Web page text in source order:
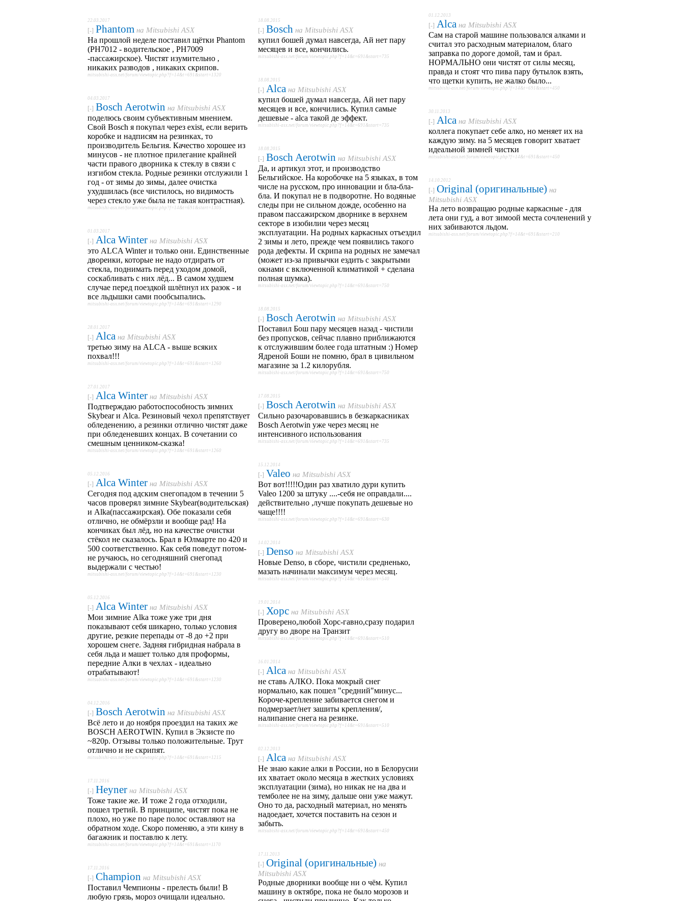
22.03.2017
[-] Phantom на Mitsubishi ASX
На прошлой неделе поставил щётки Phantom
(PH7012 - водительское , PH7009
-пассажирское). Чистят изумительно ,
никаких разводов , никаких скрипов.
mitsubishi-asx.net/forum/viewtopic.php?f=14&t=691&start=1320
04.03.2017
[-] Bosch Aerotwin на Mitsubishi ASX
поделюсь своим субъективным мнением.
Свой Bosch я покупал через exist, если верить
коробке и надписям на резинках, то
производитель Бельгия. Качество хорошее из
минусов - не плотное прилегание крайней
части правого дворника к стеклу в связи с
изгибом стекла. Родные резинки отслужили 1
год - от зимы до зимы, далее очистка
ухудшилась (все чистилось, но видимость
через стекло уже была не такая контрастная).
mitsubishi-asx.net/forum/viewtopic.php?f=14&t=691&start=1305
01.03.2017
[-] Alca Winter на Mitsubishi ASX
это ALCA Winter и только они. Единственные
двореики, которые не надо отдирать от
стекла, поднимать перед уходом домой,
соскабливать с них лёд... В самом худшем
случае перед поездкой шлёпнул их разок - и
все льдышки сами пообсыпались.
mitsubishi-asx.net/forum/viewtopic.php?f=14&t=691&start=1290
28.01.2017
[-] Alca на Mitsubishi ASX
третью зиму на ALCA - выше всяких
похвал!!!
mitsubishi-asx.net/forum/viewtopic.php?f=14&t=691&start=1260
27.01.2017
[-] Alca Winter на Mitsubishi ASX
Подтверждаю работоспособность зимних
Skybear и Alca. Резиновый чехол препятствует
обледенению, а резинки отлично чистят даже
при обледеневших концах. В сочетании со
смешным ценником-сказка!
mitsubishi-asx.net/forum/viewtopic.php?f=14&t=691&start=1260
05.12.2016
[-] Alca Winter на Mitsubishi ASX
Сегодня под адским снегопадом в течении 5
часов проверял зимние Skybear(водительская)
и Alka(пассажирская). Обе показали себя
отлично, не обмёрзли и вообще рад! На
кончиках был лёд, но на качестве очистки
стёкол не сказалось. Брал в Юлмарте по 420 и
500 соответственно. Как себя поведут потом-
не ручаюсь, но сегодняшний снегопад
выдержали с честью!
mitsubishi-asx.net/forum/viewtopic.php?f=14&t=691&start=1230
05.12.2016
[-] Alca Winter на Mitsubishi ASX
Мои зимние Alka тоже уже три дня
показывают себя шикарно, только условия
другие, резкие перепады от -8 до +2 при
хорошем снеге. Задняя гибридная набрала в
себя льда и машет только для проформы,
передние Алки в чехлах - идеально
отрабатывают!
mitsubishi-asx.net/forum/viewtopic.php?f=14&t=691&start=1230
04.12.2016
[-] Bosch Aerotwin на Mitsubishi ASX
Всё лето и до ноября проездил на таких же
BOSCH AEROTWIN. Купил в Экзисте по
~820р. Отзывы только положительные. Трут
отлично и не скрипят.
mitsubishi-asx.net/forum/viewtopic.php?f=14&t=691&start=1215
17.11.2016
[-] Heyner на Mitsubishi ASX
Тоже такие же. И тоже 2 года отходили,
пошел третий. В принципе, чистят пока не
плохо, но уже по паре полос оставляют на
обратном ходе. Скоро поменяю, а эти кину в
багажник и поставлю к лету.
mitsubishi-asx.net/forum/viewtopic.php?f=14&t=691&start=1170
17.11.2016
[-] Champion на Mitsubishi ASX
Поставил Чемпионы - прелесть были! В
любую грязь, мороз очищали идеально.
18.08.2015
[-] Bosch на Mitsubishi ASX
купил бошей думал навсегда, Ай нет пару
месяцев и все, кончились.
mitsubishi-asx.net/forum/viewtopic.php?f=14&t=691&start=735
18.08.2015
[-] Alca на Mitsubishi ASX
купил бошей думал навсегда, Ай нет пару
месяцев и все, кончились. Купил самые
дешевые - alca такой де эффект.
mitsubishi-asx.net/forum/viewtopic.php?f=14&t=691&start=735
18.08.2015
[-] Bosch Aerotwin на Mitsubishi ASX
Да, и артикул этот, и производство
Бельгийское. На коробочке на 5 языках, в том
числе на русском, про инновации и бла-бла-
бла. И покупал не в подворотне. Но водяные
следы при не сильном дожде, особенно на
правом пассажирском дворнике в верхнем
секторе в изобилии через месяц
эксплуатации. На родных каркасных отъездил
2 зимы и лето, прежде чем появились такого
рода дефекты. И скрипа на родных не замечал
(может из-за привычки ездить с закрытыми
окнами с включенной климатикой + сделана
полная шумка).
mitsubishi-asx.net/forum/viewtopic.php?f=14&t=691&start=750
18.08.2015
[-] Bosch Aerotwin на Mitsubishi ASX
Поставил Бош пару месяцев назад - чистили
без пропусков, сейчас плавно приближаются
к отслужившим более года штатным :) Номер
Ядреной Боши не помню, брал в цивильном
магазине за 1.2 килорубля.
mitsubishi-asx.net/forum/viewtopic.php?f=14&t=691&start=750
17.08.2015
[-] Bosch Aerotwin на Mitsubishi ASX
Сильно разочаровавшись в безкаркасниках
Bosch Aerotwin уже через месяц не
интенсивного использования
mitsubishi-asx.net/forum/viewtopic.php?f=14&t=691&start=735
15.12.2014
[-] Valeo на Mitsubishi ASX
Вот вот!!!!!Один раз хватило дури купить
Valeo 1200 за штуку ....-себя не оправдали....
действительно ,лучше покупать дешевые но
чаще!!!!
mitsubishi-asx.net/forum/viewtopic.php?f=14&t=691&start=630
14.02.2014
[-] Denso на Mitsubishi ASX
Новые Denso, в сборе, чистили средненько,
мазать начинали максимум через месяц.
mitsubishi-asx.net/forum/viewtopic.php?f=14&t=691&start=540
19.01.2014
[-] Хорс на Mitsubishi ASX
Проверено,любой Хорс-гавно,сразу подарил
другу во дворе на Транзит
mitsubishi-asx.net/forum/viewtopic.php?f=14&t=691&start=510
16.01.2014
[-] Alca на Mitsubishi ASX
не ставь АЛКО. Пока мокрый снег
нормально, как пошел "средний"минус...
Короче-крепление забивается снегом и
подмерзает/нет зашиты крепления/,
налипание снега на резинке.
mitsubishi-asx.net/forum/viewtopic.php?f=14&t=691&start=510
02.12.2013
[-] Alca на Mitsubishi ASX
Не знаю какие алки в России, но в Белорусии
их хватает около месяца в жестких условиях
эксплуатации (зима), но никак не на два и
темболее не на зиму, дальше они уже мажут.
Оно то да, расходный материал, но менять
надоедает, хочется поставить на сезон и
забыть.
mitsubishi-asx.net/forum/viewtopic.php?f=14&t=691&start=450
17.11.2013
[-] Original (оригинальные) на
Mitsubishi ASX
Родные дворники вообще ни о чём. Купил
машину в октябре, пока не было морозов и
01.12.2013
[-] Alca на Mitsubishi ASX
Сам на старой машине пользовался алками и
считал это расходным материалом, благо
заправка по дороге домой, там и брал.
НОРМАЛЬНО они чистят от силы месяц,
правда и стоят что пива пару бутылок взять,
что щетки купить, не жалко было...
mitsubishi-asx.net/forum/viewtopic.php?f=14&t=691&start=450
30.11.2013
[-] Alca на Mitsubishi ASX
коллега покупает себе алко, но меняет их на
каждую зиму. на 5 месяцев говорит хватает
идеальной зимней чистки
mitsubishi-asx.net/forum/viewtopic.php?f=14&t=691&start=450
14.10.2012
[-] Original (оригинальные) на
Mitsubishi ASX
На лето возвращаю родные каркасные - для
лета они гуд, а вот зимоой места сочленений у
них забиваются льдом.
mitsubishi-asx.net/forum/viewtopic.php?f=14&t=691&start=210